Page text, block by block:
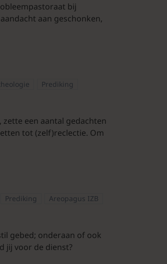
bij
aan geschonken,
Prediking
zette een aantal gedachten
tot (zelf)reclectie. Om
Prediking
Areopagus IZB
gebed; onderaan of ook
jij voor de dienst?